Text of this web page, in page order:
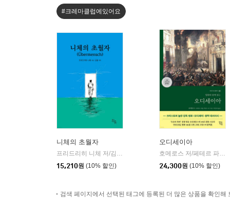
#크레마클럽에있어요
니체의 초월자
프리드리히 니체 저/김철 편역
15,210원 (10% 할인)
오디세이아
호메로스 저/페테르 파울 루벤스 그림/박문재 역
24,300원 (10% 할인)
검색 페이지에서 선택된 태그에 등록된 더 많은 상품을 확인해